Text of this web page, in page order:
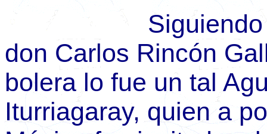
Siguiendo
don Carlos Rincón
bolera lo fue un tal
Iturriagaray, quien a